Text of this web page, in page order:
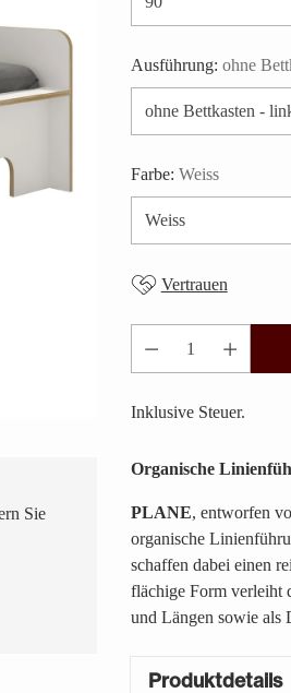
Sie
Ausführung: ohne
Farbe: Weiss
Vertrauen
Anzahl
Inklusive Steuer.
Organische
PLANE, entworfen
organische
schaffen dabei einen
flächige Form verleiht
und Längen sowie als
Produktdetails